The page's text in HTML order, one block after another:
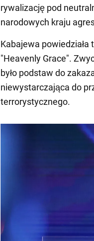
rywalizację pod
narodowych kraju
Kabajewa
"Heavenly Grace".
było podstaw do
niewystarczająca do
terrorystycznego.